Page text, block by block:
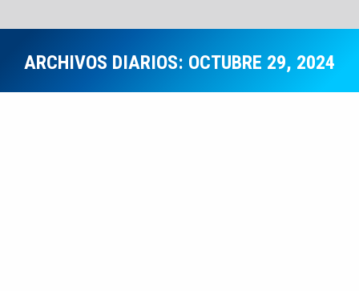
ARCHIVOS DIARIOS: OCTUBRE 29, 2024